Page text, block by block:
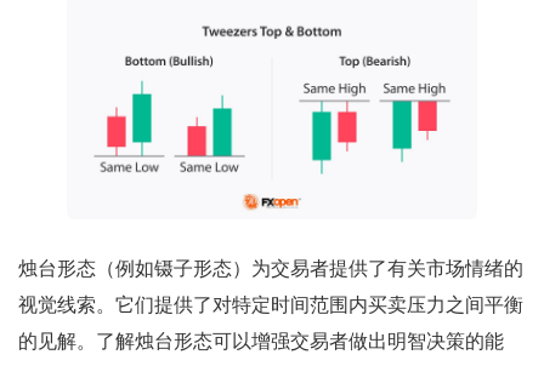
烛台形态（例如镊子形态）为交易者提供了有关市场情绪的
视觉线索。它们提供了对特定时间范围内买卖压力之间平衡
的见解。了解烛台形态可以增强交易者做出明智决策的能